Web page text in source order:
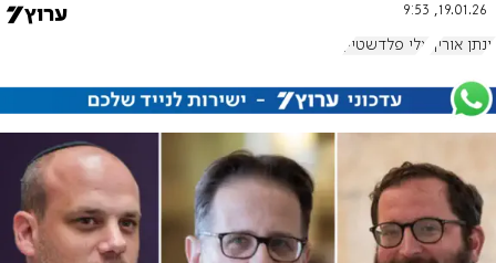
19.01.26, 9:53
יונתן אוריך אלי פלדשטיין